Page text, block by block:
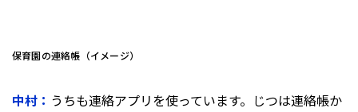
保育園の連絡帳（イメージ）
中村： うちも連絡アプリを使っています。じつは連絡帳か